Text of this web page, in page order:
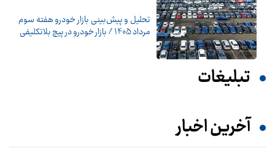
تحلیل و پیش‌بینی بازار خودرو هفته سوم
مرداد 1405 / بازار خودرو در پیچ بلاتکلیفی
تبلیغات
آخرین اخبار